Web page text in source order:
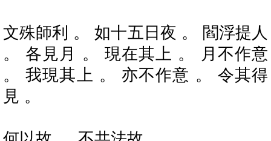
文殊師利 。 如十五日夜 。 閻浮提人
。 各見月 。 現在其上 。 月不作意
。 我現其上 。 亦不作意 。 令其得
見 。